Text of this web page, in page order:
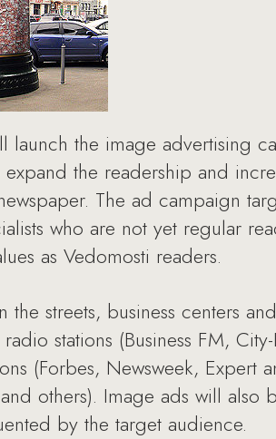
the image advertising
the readership and
The ad campaign
who are not yet regular
as Vedomosti readers.
streets, business centers
stations (Business FM,
(Forbes, Newsweek, Expert
others). Image ads will
by the target audience.